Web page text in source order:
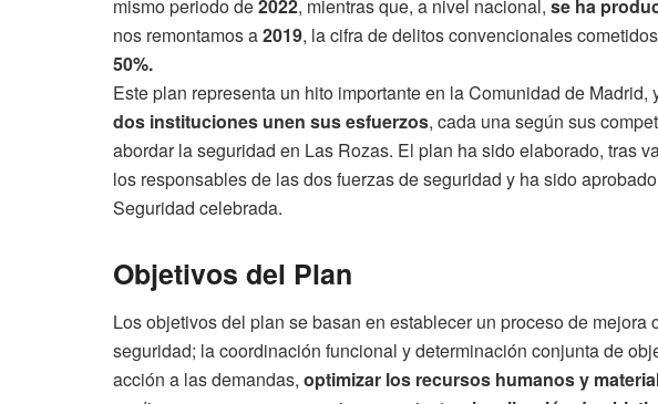
mismo periodo de2022, mientras que, a nivel nacional, se ha
nos remontamos a2019, la cifra de delitos convencionales
50%.
Este plan representa un hito importante en la Comunidad de Madrid,
dos instituciones unen sus esfuerzos, cada una según sus
abordar la seguridad en Las Rozas. El plan ha sido elaborado, tras
los responsables de las dos fuerzas de seguridad y ha sido
Seguridad celebrada.
Objetivos del Plan
Los objetivos del plan se basan en establecer un proceso de mejora
seguridad; la coordinación funcional y determinación conjunta de
acción a las demandas, optimizar los recursos humanos y